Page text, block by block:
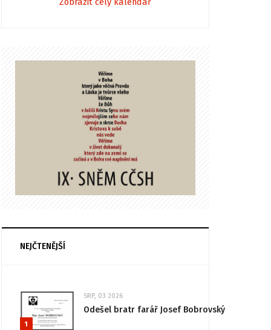
NEJČTENĚJŠÍ
1
SRP, 03 2026
Odešel bratr farář Josef Bobrovský